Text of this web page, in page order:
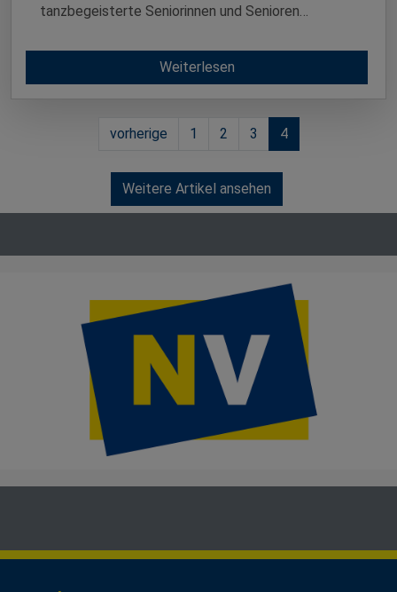
tanzbegeisterte Seniorinnen und Senioren…
Weiterlesen
vorherige 1 2 3 4
Weitere Artikel ansehen